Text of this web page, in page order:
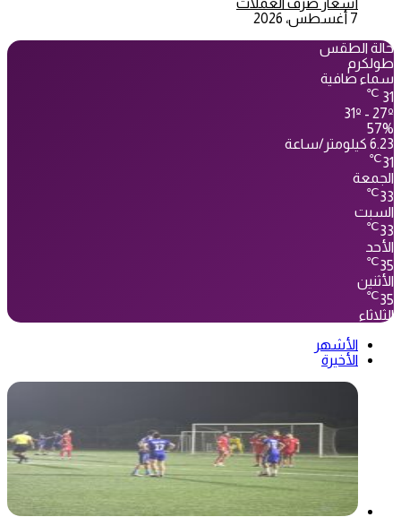
أسعار صرف العملات
7 أغسطس، 2026
حالة الطقس
طولكرم
سماء صافية
31
℃
31º - 27º
57%
6.23 كيلومتر/ساعة
31
℃
الجمعة
33
℃
السبت
33
℃
الأحد
35
℃
الأثنين
35
℃
الثلاثاء
الأشهر
الأخيرة